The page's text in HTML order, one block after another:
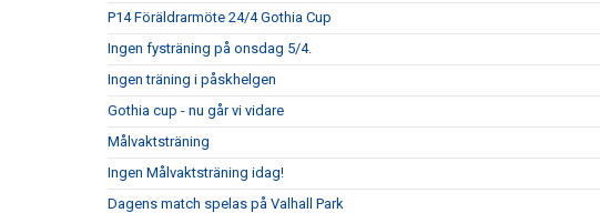
P14 Föräldrarmöte 24/4 Gothia Cup
Ingen fysträning på onsdag 5/4.
Ingen träning i påskhelgen
Gothia cup - nu går vi vidare
Målvaktsträning
Ingen Målvaktsträning idag!
Dagens match spelas på Valhall Park